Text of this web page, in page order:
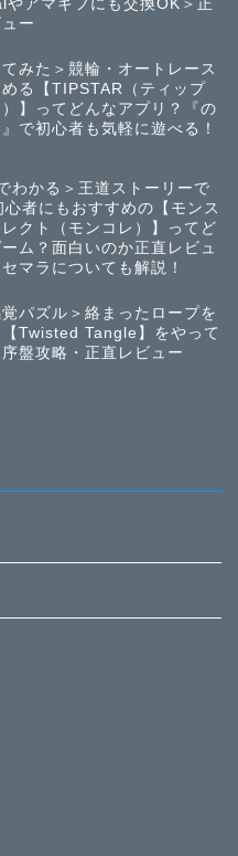
やアマギフにも交換OK＞正
ー
てみた＞競輪・オートレース
める【TIPSTAR（ティップ
）】ってどんなアプリ？『の
で初心者も気軽に遊べる！
わかる＞王道ストーリーで
心者にもおすすめの【モンス
レクト（モンコレ）】ってど
ム？面白いのか正直レビュ
マラについても解説！
覚パズル＞絡まったロープを
Twisted Tangle】をやって
盤攻略・正直レビュー